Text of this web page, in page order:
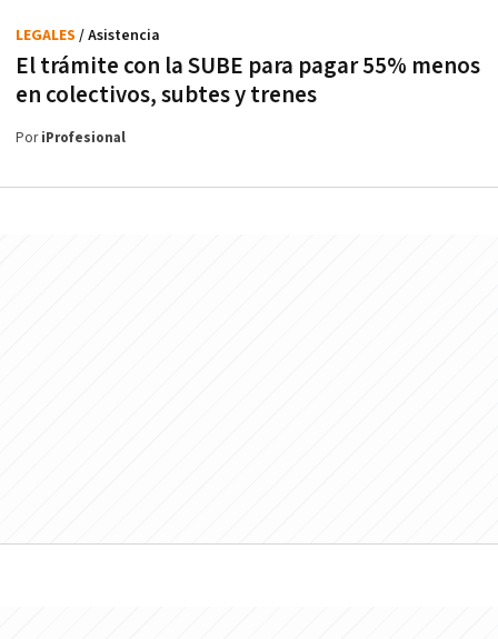
El trámite con la SUBE para pagar 55% menos
en colectivos, subtes y trenes
LEGALES / Asistencia
PoriProfesional